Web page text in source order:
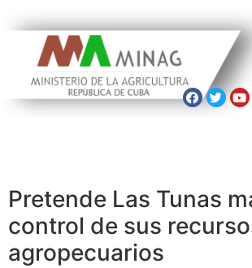
Pretende Las Tunas
control de sus
agropecuarios